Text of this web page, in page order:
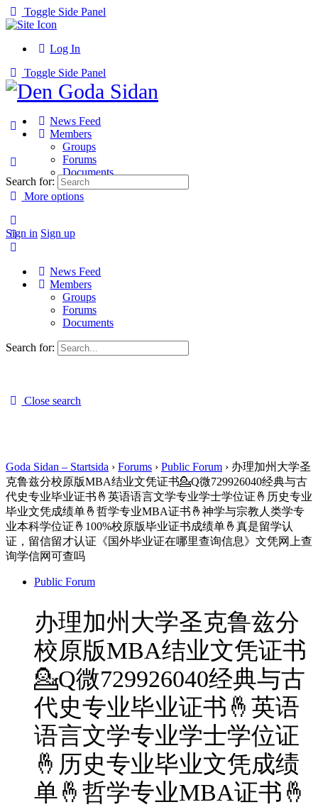
Toggle Side Panel
Log In
Toggle Side Panel
News Feed
Members
Groups
Forums
Documents
More options
Sign in Sign up
Search for:
News Feed
Members
Groups
Forums
Documents
Search for:
Close search
Goda Sidan – Startsida › Forums › Public Forum › 办理加州大学圣
克鲁兹分校原版MBA结业文凭证书💁Q微729926040经典与古
代史专业毕业证书🤞英语语言文学专业学士学位证🤞历史专业
毕业文凭成绩单🤞哲学专业MBA证书🤞神学与宗教人类学专
业本科学位证🤞100%校原版毕业证书成绩单🤞真是留学认
证，留信留才认证《国外毕业证在哪里查询信息》文凭网上查
询学信网可查吗
Public Forum
办理加州大学圣克鲁兹分
校原版MBA结业文凭证书
💁Q微729926040经典与古
代史专业毕业证书🤞英语
语言文学专业学士学位证
🤞历史专业毕业文凭成绩
单🤞哲学专业MBA证书🤞